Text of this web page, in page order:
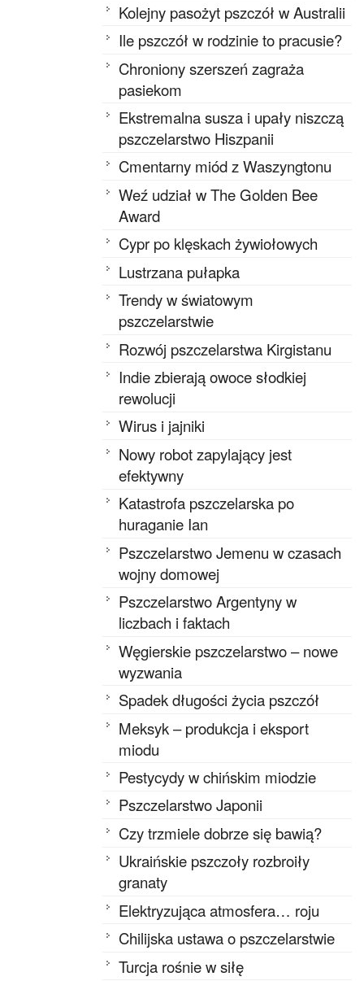
Kolejny pasożyt pszczół w Australii
Ile pszczół w rodzinie to pracusie?
Chroniony szerszeń zagraża
pasiekom
Ekstremalna susza i upały niszczą
pszczelarstwo Hiszpanii
Cmentarny miód z Waszyngtonu
Weź udział w The Golden Bee
Award
Cypr po klęskach żywiołowych
Lustrzana pułapka
Trendy w światowym
pszczelarstwie
Rozwój pszczelarstwa Kirgistanu
Indie zbierają owoce słodkiej
rewolucji
Wirus i jajniki
Nowy robot zapylający jest
efektywny
Katastrofa pszczelarska po
huraganie Ian
Pszczelarstwo Jemenu w czasach
wojny domowej
Pszczelarstwo Argentyny w
liczbach i faktach
Węgierskie pszczelarstwo – nowe
wyzwania
Spadek długości życia pszczół
Meksyk – produkcja i eksport
miodu
Pestycydy w chińskim miodzie
Pszczelarstwo Japonii
Czy trzmiele dobrze się bawią?
Ukraińskie pszczoły rozbroiły
granaty
Elektryzująca atmosfera… roju
Chilijska ustawa o pszczelarstwie
Turcja rośnie w siłę